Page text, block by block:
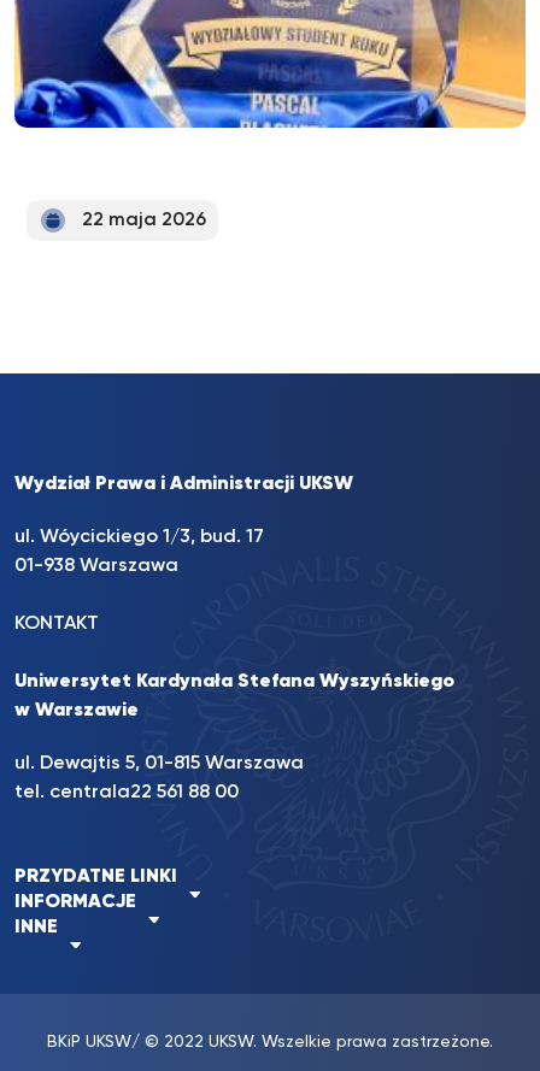
22 maja 2026
Wydział Prawa i Administracji UKSW
ul. Wóycickiego 1/3, bud. 17
01-938 Warszawa
KONTAKT
Uniwersytet Kardynała Stefana Wyszyńskiego
w Warszawie
ul. Dewajtis 5, 01-815 Warszawa
tel. centrala22 561 88 00
PRZYDATNE LINKI
INFORMACJE
INNE
BKiP UKSW/ © 2022 UKSW. Wszelkie prawa zastrzeżone.